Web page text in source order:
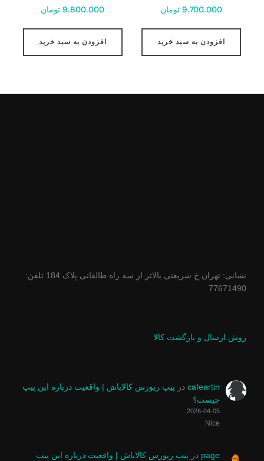
9.700.000 تومان
افزودن به سبد خرید
9.800.000 تومان
افزودن به سبد خرید
نشانی: تهران خ شریعتی بالاتر از سه راه طالقانی پلاک 184 تلفن:
77671490
روش ارسال و بازگشت کالا
cafeartin در پیپ ریورس کالاباش | واقعیت درباره این پیپ
چیست؟
2026-04-05
Nice
page در پیپ ریورس کالاباش | واقعیت درباره این پیپ